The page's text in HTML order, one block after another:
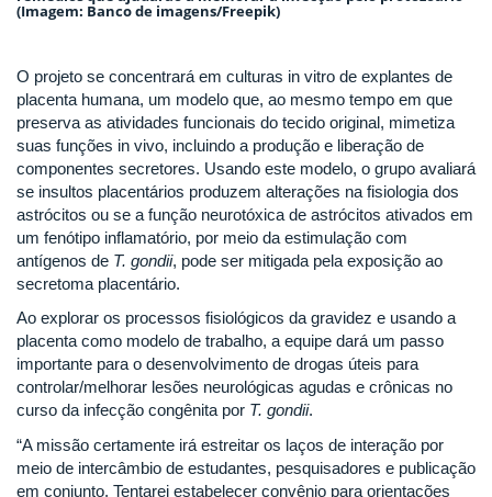
(Imagem: Banco de imagens/Freepik)
O projeto se concentrará em culturas in vitro de explantes de
placenta humana, um modelo que, ao mesmo tempo em que
preserva as atividades funcionais do tecido original, mimetiza
suas funções in vivo, incluindo a produção e liberação de
componentes secretores. Usando este modelo, o grupo avaliará
se insultos placentários produzem alterações na fisiologia dos
astrócitos ou se a função neurotóxica de astrócitos ativados em
um fenótipo inflamatório, por meio da estimulação com
antígenos de T. gondii, pode ser mitigada pela exposição ao
secretoma placentário.
Ao explorar os processos fisiológicos da gravidez e usando a
placenta como modelo de trabalho, a equipe dará um passo
importante para o desenvolvimento de drogas úteis para
controlar/melhorar lesões neurológicas agudas e crônicas no
curso da infecção congênita por T. gondii.
“A missão certamente irá estreitar os laços de interação por
meio de intercâmbio de estudantes, pesquisadores e publicação
em conjunto. Tentarei estabelecer convênio para orientações